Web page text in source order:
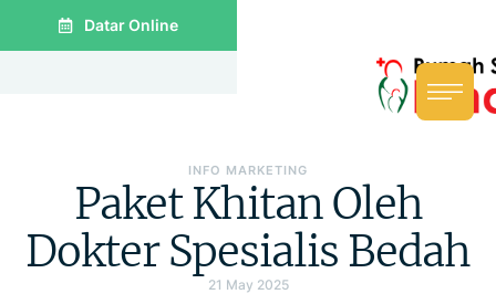
Datar Online
INFO MARKETING
Paket Khitan Oleh
Dokter Spesialis Bedah
21 May 2025